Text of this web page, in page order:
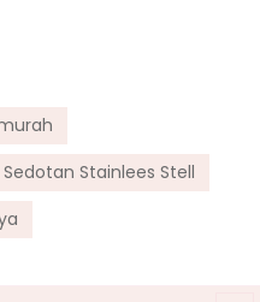
Sedotan Stainlees Stell